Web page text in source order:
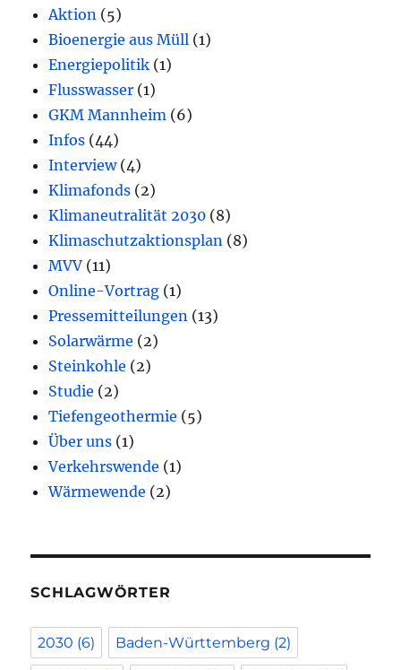
Aktion (5)
Bioenergie aus Müll (1)
Energiepolitik (1)
Flusswasser (1)
GKM Mannheim (6)
Infos (44)
Interview(4)
Klimafonds (2)
Klimaneutralität 2030 (8)
Klimaschutzaktionsplan (8)
MVV (11)
Online-Vortrag (1)
Pressemitteilungen (13)
Solarwärme (2)
Steinkohle (2)
Studie (2)
Tiefengeothermie (5)
Über uns (1)
Verkehrswende (1)
Wärmewende (2)
SCHLAGWÖRTER
2030 (6) Baden-Württemberg (2)